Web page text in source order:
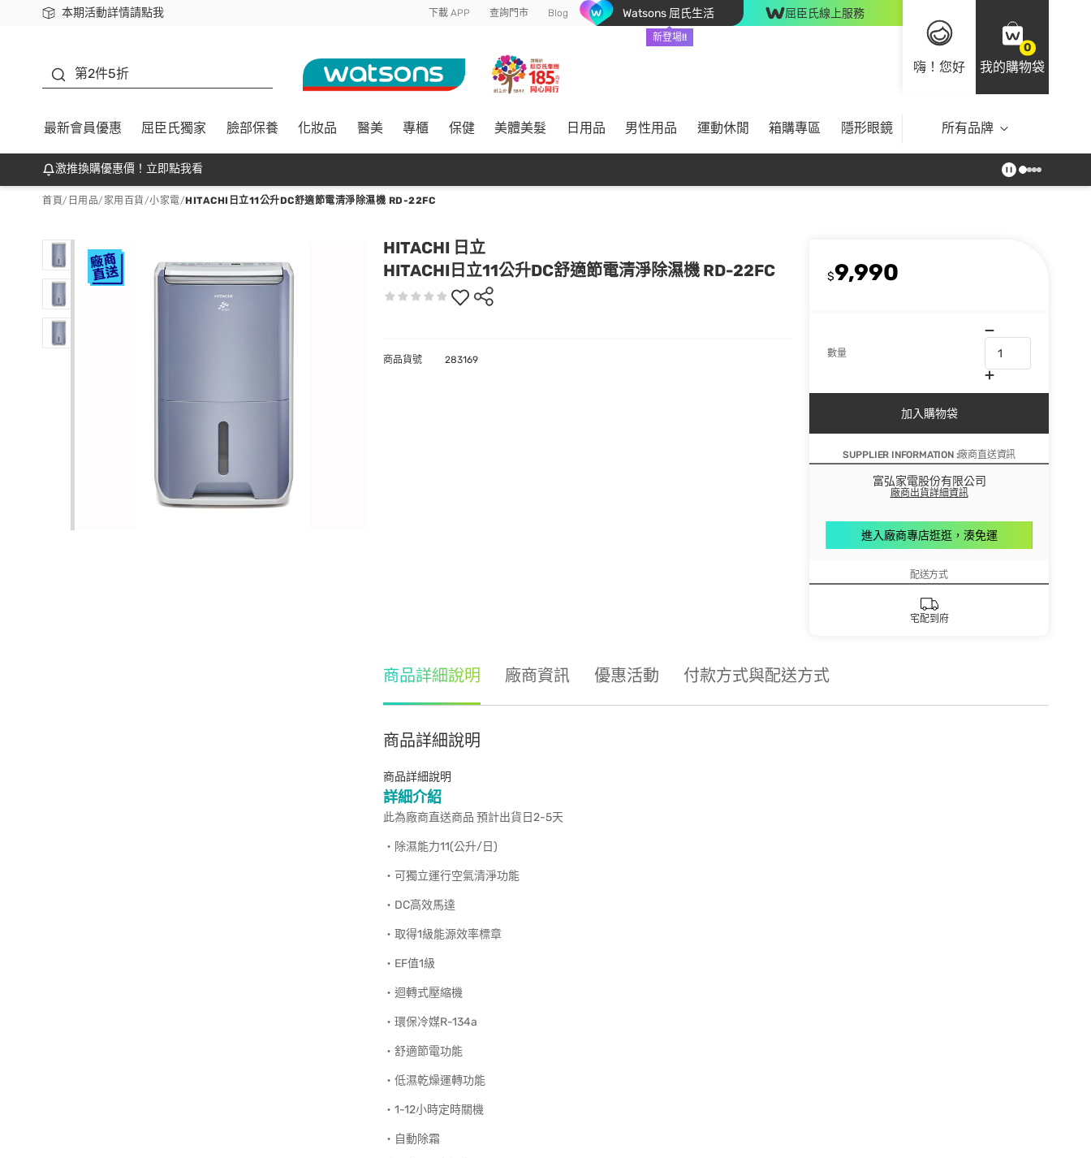
本期活動詳情請點我
下載app最高回饋$350 下載 APP 查詢門市 Blog Watsons 屈氏生活
新登場!!
屈臣氏線上服務
嗨！您好
0
我的購物袋
第2件5折
最新會員優惠 屈臣氏獨家 臉部保養 化妝品 醫美 專櫃 保健 美體美髮 日用品 男性用品 運動休閒 箱購專區 隱形眼鏡 所有品牌
激推換購優惠價！立即點我看
首頁/ 日用品/ 家用百貨/小家電/HITACHI日立11公升DC舒適節電清淨除濕機 RD-22FC
HITACHI 日立
HITACHI日立11公升DC舒適節電清淨除濕機 RD-22FC
$9,990
數量
加入購物袋
SUPPLIER INFORMATION :廠商直送資訊
富弘家電股份有限公司
廠商出貨詳細資訊
進入廠商專店逛逛，湊免運
配送方式
宅配到府
商品貨號 283169
商品詳細說明 廠商資訊 優惠活動 付款方式與配送方式
商品詳細說明
商品詳細說明
詳細介紹
此為廠商直送商品 預計出貨日2-5天
‧除濕能力11(公升/日)
‧可獨立運行空氣清淨功能
‧DC高效馬達
‧取得1級能源效率標章
‧EF值1級
‧迴轉式壓縮機
‧環保冷媒R-134a
‧舒適節電功能
‧低濕乾燥運轉功能
‧1-12小時定時關機
‧自動除霜